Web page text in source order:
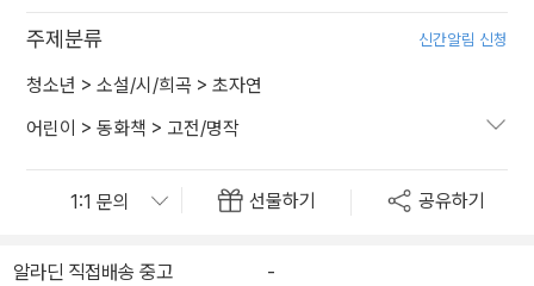
주제분류 신간알림 신청
청소년 > 소설/시/희곡 > 초자연
어린이 > 동화책 > 고전/명작
선물하기 공유하기
알라딘 직접배송 중고
-